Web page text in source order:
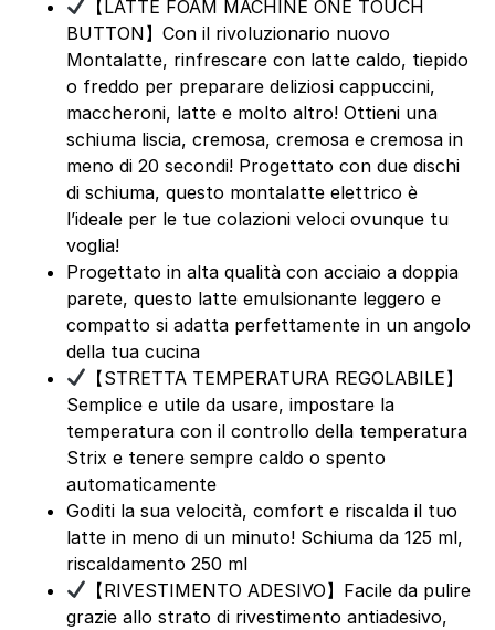
【LATTE FOAM MACHINE ONE TOUCH
BUTTON】Con il rivoluzionario nuovo
Montalatte, rinfrescare con latte caldo, tiepido
o freddo per preparare deliziosi cappuccini,
maccheroni, latte e molto altro! Ottieni una
schiuma liscia, cremosa, cremosa e cremosa in
meno di 20 secondi! Progettato con due dischi
di schiuma, questo montalatte elettrico è
l’ideale per le tue colazioni veloci ovunque tu
voglia!
Progettato in alta qualità con acciaio a doppia
parete, questo latte emulsionante leggero e
compatto si adatta perfettamente in un angolo
della tua cucina
【STRETTA TEMPERATURA REGOLABILE】
Semplice e utile da usare, impostare la
temperatura con il controllo della temperatura
Strix e tenere sempre caldo o spento
automaticamente
Goditi la sua velocità, comfort e riscalda il tuo
latte in meno di un minuto! Schiuma da 125 ml,
riscaldamento 250 ml
【RIVESTIMENTO ADESIVO】Facile da pulire
grazie allo strato di rivestimento antiadesivo,